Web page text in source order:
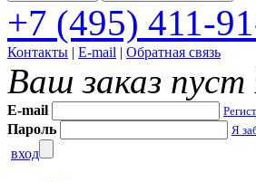
+7 (495) 411-
Контакты | E-mail | Обратная связь
Ваш заказ пуст
E-mail
Пароль Я
вход